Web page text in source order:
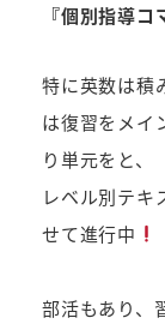
『個別指導コ
特に英数は積
は復習をメイ
り単元をと、
レベル別テキ
せて進行中
部活もあり、